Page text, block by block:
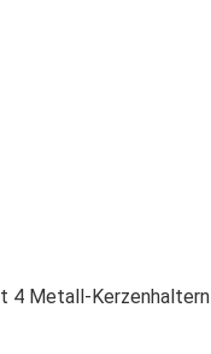
4 Metall-Kerzenhaltern